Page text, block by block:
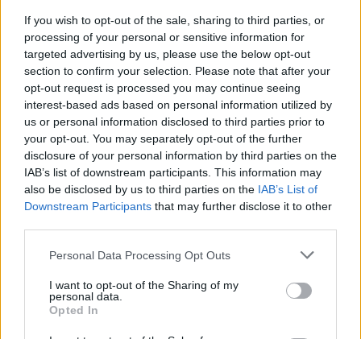
If you wish to opt-out of the sale, sharing to third parties, or
processing of your personal or sensitive information for
targeted advertising by us, please use the below opt-out
section to confirm your selection. Please note that after your
opt-out request is processed you may continue seeing
interest-based ads based on personal information utilized by
us or personal information disclosed to third parties prior to
your opt-out. You may separately opt-out of the further
disclosure of your personal information by third parties on the
IAB’s list of downstream participants. This information may
also be disclosed by us to third parties on the IAB’s List of
Downstream Participants that may further disclose it to other
Please note that this website/app uses one or more Google
not limited to your visit or usage behaviour. You may click to
grant or deny consent to Google and its third-party tags to
use your data for below specified purposes in below Google
consent section.
Personal Data Processing Opt Outs
I want to opt-out of the Sharing of my
personal data.
Opted In
Most a pálinkafőzést, a magyar
életformát kell megvédeni
Szellemi kútmérgezés
Szólj hozzá!